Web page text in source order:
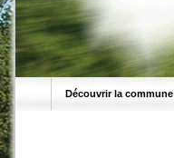
Découvrir la commune